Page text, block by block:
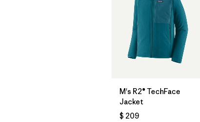
M's R2® TechFace
Jacket
$ 209